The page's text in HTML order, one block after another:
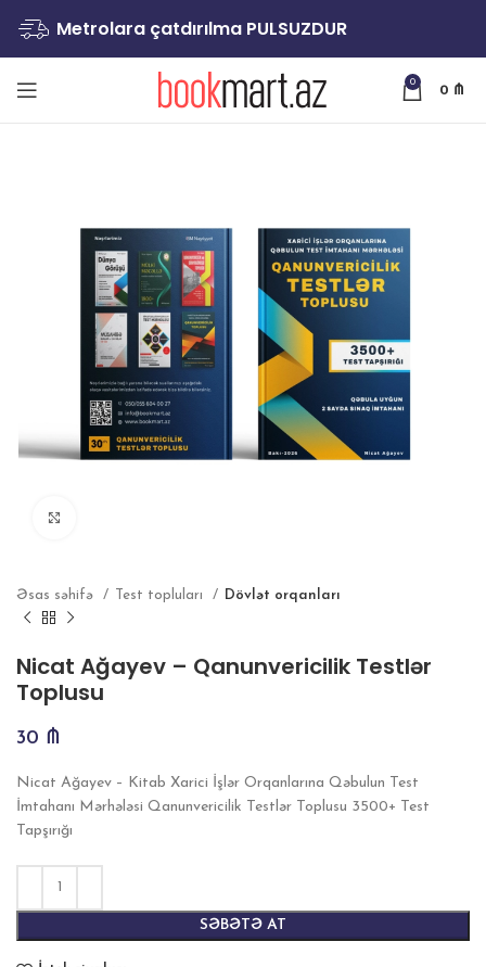
Metrolara çatdırılma PULSUZDUR
0
0 ₼
Əsas səhifə Test topluları Dövlət orqanları
Nicat Ağayev – Qanunvericilik Testlər
Toplusu
30 ₼
Nicat Ağayev – Kitab Xarici İşlər Orqanlarına Qəbulun Test
İmtahanı Mərhələsi Qanunvericilik Testlər Toplusu 3500+ Test
Tapşırığı
SƏBƏTƏ AT